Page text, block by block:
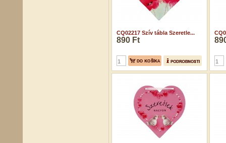
CQ02217 Szív tábla Szeretle...
890 Ft